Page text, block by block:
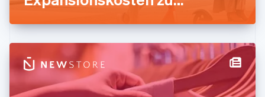
reduzieren
Italien
Japan
日本語English
EnglishFrançais
Kroatien
EnglishItaliano